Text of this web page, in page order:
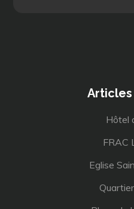
Hôtel
FRAC
Eglise